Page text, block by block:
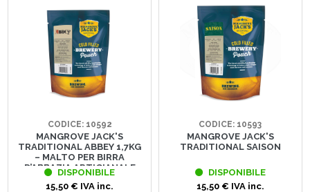
CODICE: 10592
MANGROVE JACK'S
TRADITIONAL ABBEY 1,7KG
– MALTO PER BIRRA
D’ABBAZIA ARTIGIANALE
DISPONIBILE
15,50 € IVA inc.
CODICE: 10593
MANGROVE JACK'S
TRADITIONAL SAISON
DISPONIBILE
15,50 € IVA inc.